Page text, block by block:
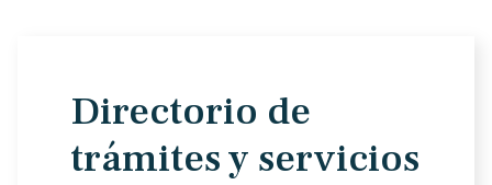
Directorio de
trámites y servicios